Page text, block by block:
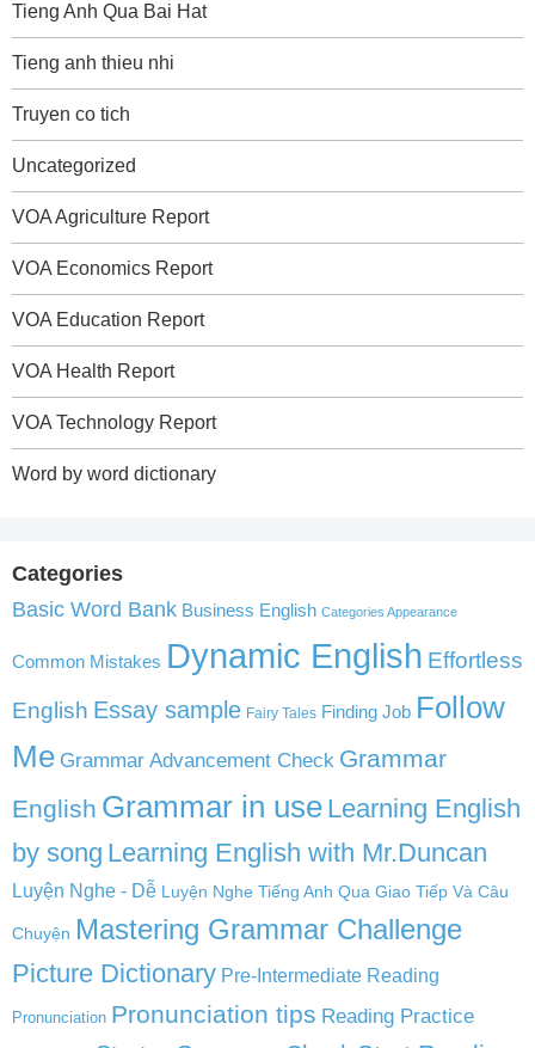
Tieng Anh Qua Bai Hat
Tieng anh thieu nhi
Truyen co tich
Uncategorized
VOA Agriculture Report
VOA Economics Report
VOA Education Report
VOA Health Report
VOA Technology Report
Word by word dictionary
Categories
Basic Word Bank Business English Categories Appearance
Common Mistakes Dynamic English Effortless
English Essay sample Fairy Tales Finding Job Follow
Me Grammar Advancement Check Grammar
English Grammar in use Learning English
by song Learning English with Mr.Duncan
Luyện Nghe - Dễ Luyện Nghe Tiếng Anh Qua Giao Tiếp Và Câu
Chuyện Mastering Grammar Challenge
Picture Dictionary Pre-Intermediate Reading
Pronunciation Pronunciation tips Reading Practice